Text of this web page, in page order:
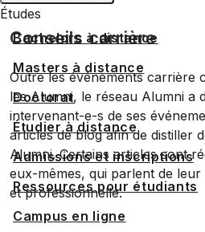
Études
Bachelors à distance
Masters à distance
Doctorat
Étudier à distance
Admissions et inscriptions
Ressources pour étudiants
Campus en ligne
Conseils carrière
Outre les événements carrière
les Alumni, le réseau Alumni a
intervenant-e-s de ses
articles de blog afin de distiller
Alumni. Certains articles sont
eux-mêmes, qui parlent de
et professionnelle.